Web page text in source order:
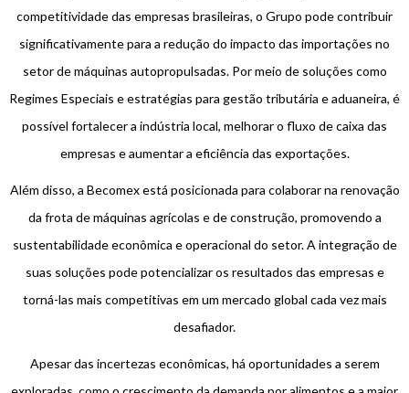
competitividade das empresas brasileiras, o Grupo pode contribuir
significativamente para a redução do impacto das importações no
setor de máquinas autopropulsadas. Por meio de soluções como
Regimes Especiais e estratégias para gestão tributária e aduaneira, é
possível fortalecer a indústria local, melhorar o fluxo de caixa das
empresas e aumentar a eficiência das exportações.
Além disso, a Becomex está posicionada para colaborar na renovação
da frota de máquinas agrícolas e de construção, promovendo a
sustentabilidade econômica e operacional do setor. A integração de
suas soluções pode potencializar os resultados das empresas e
torná-las mais competitivas em um mercado global cada vez mais
desafiador.
Apesar das incertezas econômicas, há oportunidades a serem